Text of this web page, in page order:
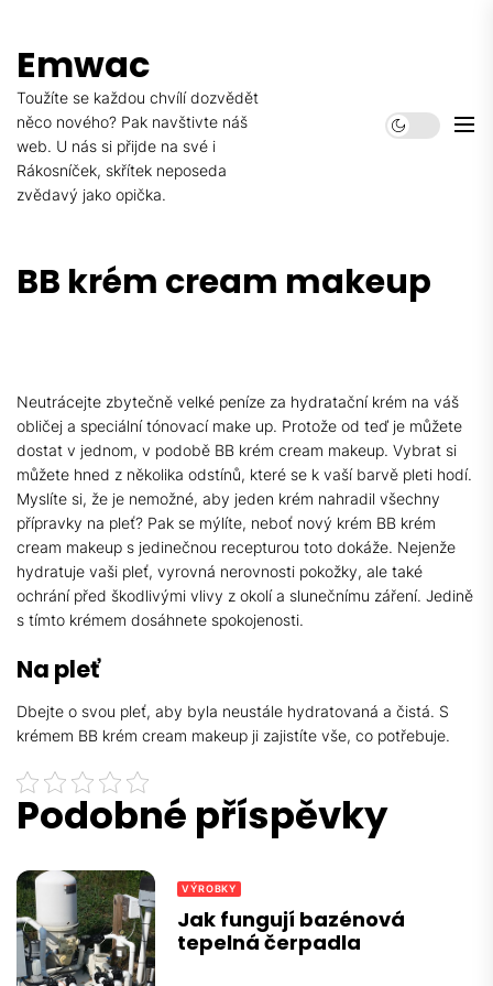
the
content
Emwac
Toužíte se každou chvílí dozvědět
něco nového? Pak navštivte náš
web. U nás si přijde na své i
Rákosníček, skřítek neposeda
zvědavý jako opička.
BB krém cream makeup
Neutrácejte zbytečně velké peníze za hydratační krém na váš
obličej a speciální tónovací make up. Protože od teď je můžete
dostat v jednom, v podobě BB krém cream makeup. Vybrat si
můžete hned z několika odstínů, které se k vaší barvě pleti hodí.
Myslíte si, že je nemožné, aby jeden krém nahradil všechny
přípravky na pleť? Pak se mýlíte, neboť nový krém BB krém
cream makeup s jedinečnou recepturou toto dokáže. Nejenže
hydratuje vaši pleť, vyrovná nerovnosti pokožky, ale také
ochrání před škodlivými vlivy z okolí a slunečnímu záření. Jedině
s tímto krémem dosáhnete spokojenosti.
Na pleť
Dbejte o svou pleť, aby byla neustále hydratovaná a čistá. S
krémem BB krém cream makeup ji zajistíte vše, co potřebuje.
Podobné příspěvky
VÝROBKY
Jak fungují bazénová
tepelná čerpadla